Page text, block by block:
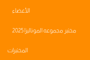
الأعضاء
مختبر مجموعه الموناليزا 2025
المختبرات